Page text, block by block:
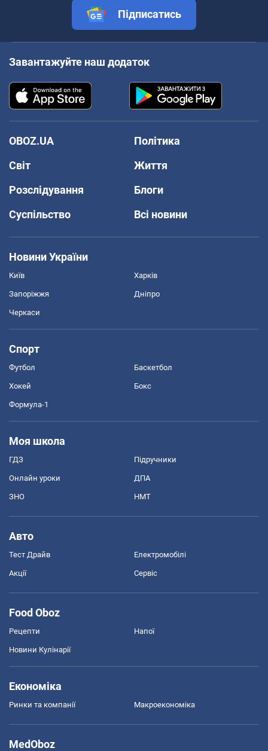
Підписатись
Завантажуйте наш додаток
OBOZ.UA
Політика
Світ
Життя
Розслідування
Блоги
Суспільство
Всі новини
Новини України
Київ Харків
Запоріжжя Дніпро
Черкаси
Спорт
Футбол Баскетбол
Хокей Бокс
Формула-1
Моя школа
ГДЗ Підручники
Онлайн уроки ДПА
ЗНО НМТ
Авто
Тест Драйв Електромобілі
Акції Сервіс
Food Oboz
Рецепти Напої
Новини Кулінарії
Економіка
Ринки та компанії Макроекономіка
MedOboz